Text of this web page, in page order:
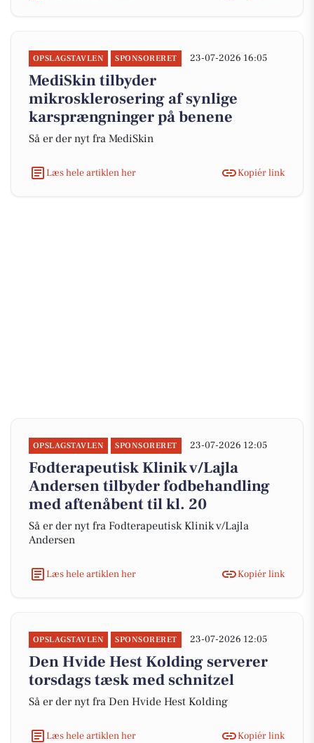
OPSLAGSTAVLEN SPONSORERET 23-07-2026 16:05
MediSkin tilbyder
mikrosklerosering af synlige
karsprængninger på benene
Så er der nyt fra MediSkin
Læs hele artiklen her Kopiér link
OPSLAGSTAVLEN SPONSORERET 23-07-2026 12:05
Fodterapeutisk Klinik v/Lajla
Andersen tilbyder fodbehandling
med aftenåbent til kl. 20
Så er der nyt fra Fodterapeutisk Klinik v/Lajla
Andersen
Læs hele artiklen her Kopiér link
OPSLAGSTAVLEN SPONSORERET 23-07-2026 12:05
Den Hvide Hest Kolding serverer
torsdags tæsk med schnitzel
Så er der nyt fra Den Hvide Hest Kolding
Læs hele artiklen her Kopiér link